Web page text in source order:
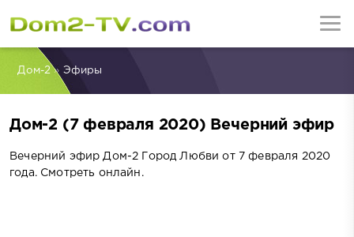
Дом-2» Эфиры
Дом-2 (7 февраля 2020) Вечерний эфир
Вечерний эфир Дом-2 Город Любви от 7 февраля 2020
года. Смотреть онлайн.